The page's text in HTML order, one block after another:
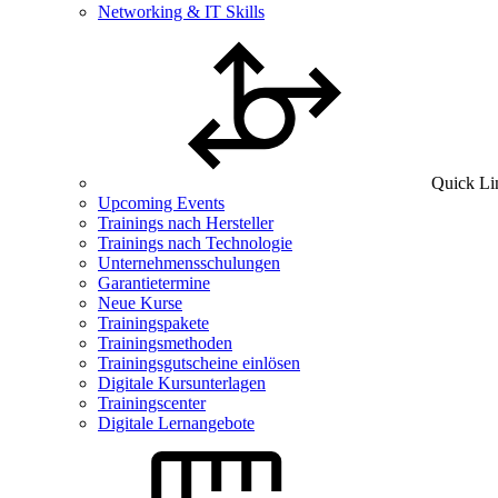
Networking & IT Skills
Quick
Upcoming Events
Trainings nach Hersteller
Trainings nach Technologie
Unternehmensschulungen
Garantietermine
Neue Kurse
Trainingspakete
Trainingsmethoden
Trainingsgutscheine einlösen
Digitale Kursunterlagen
Trainingscenter
Digitale Lernangebote